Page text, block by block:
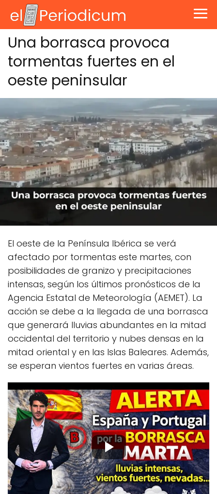
Una borrasca provoca
tormentas fuertes en el
oeste peninsular
El oeste de la Península Ibérica se verá
afectado por tormentas este martes, con
posibilidades de granizo y precipitaciones
intensas, según los últimos pronósticos de la
Agencia Estatal de Meteorología (AEMET). La
acción se debe a la llegada de una borrasca
que generará lluvias abundantes en la mitad
occidental del territorio y nubes densas en la
mitad oriental y en las Islas Baleares. Además,
se esperan vientos fuertes en varias áreas.